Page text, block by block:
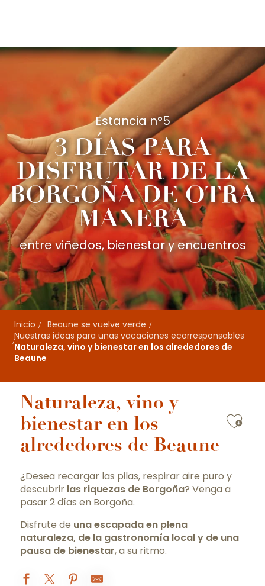
principal
Estancia n°5
3 DÍAS PARA
DISFRUTAR DE LA
BORGOÑA DE OTRA
MANERA
entre viñedos, bienestar y encuentros
Inicio
Beaune se vuelve verde
Nuestras ideas para unas vacaciones ecorresponsables
Naturaleza, vino y bienestar en los alrededores de
Beaune
Naturaleza, vino y
bienestar en los
alrededores de Beaune
¿Desea recargar las pilas, respirar aire puro y
descubrir las riquezas de Borgoña? Venga a
pasar 2 días en Borgoña.
Disfrute de una escapada en plena
naturaleza, de la gastronomía local y de una
pausa de bienestar, a su ritmo.